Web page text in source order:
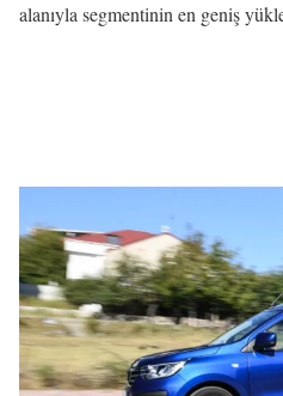
alanıyla segmentinin en geniş